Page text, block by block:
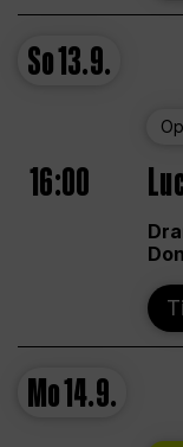
So13.9.
16:00
Mo14.9.